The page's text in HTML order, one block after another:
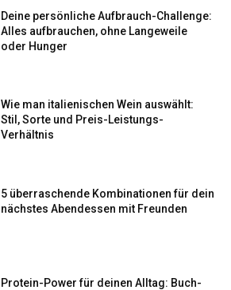
Deine persönliche Aufbrauch-Challenge:
Alles aufbrauchen, ohne Langeweile
oder Hunger
Wie man italienischen Wein auswählt:
Stil, Sorte und Preis-Leistungs-
Verhältnis
5 überraschende Kombinationen für dein
nächstes Abendessen mit Freunden
Protein-Power für deinen Alltag: Buch-